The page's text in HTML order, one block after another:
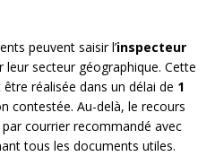
peuvent saisir l’inspecteur
secteur géographique. Cette
réalisée dans un délai de 1
contestée. Au-delà, le recours
courrier recommandé avec
tous les documents utiles.